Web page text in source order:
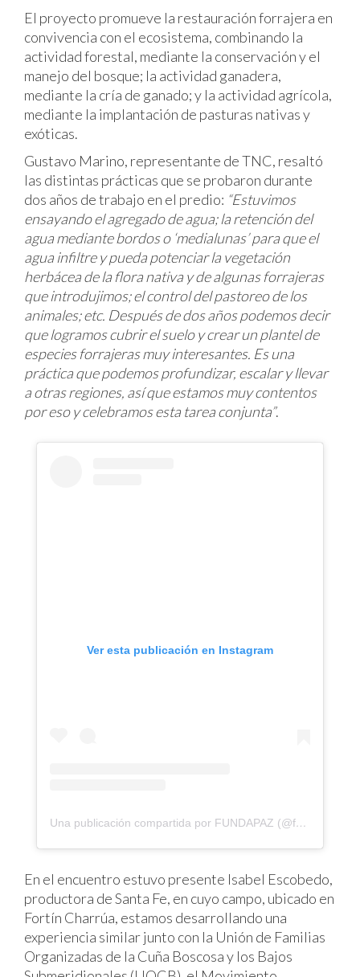
El proyecto promueve la restauración forrajera en
convivencia con el ecosistema, combinando la
actividad forestal, mediante la conservación y el
manejo del bosque; la actividad ganadera,
mediante la cría de ganado; y la actividad agrícola,
mediante la implantación de pasturas nativas y
exóticas.
Gustavo Marino, representante de TNC, resaltó
las distintas prácticas que se probaron durante
dos años de trabajo en el predio: “Estuvimos
ensayando el agregado de agua; la retención del
agua mediante bordos o ‘medialunas’ para que el
agua infiltre y pueda potenciar la vegetación
herbácea de la flora nativa y de algunas forrajeras
que introdujimos; el control del pastoreo de los
animales; etc. Después de dos años podemos decir
que logramos cubrir el suelo y crear un plantel de
especies forrajeras muy interesantes. Es una
práctica que podemos profundizar, escalar y llevar
a otras regiones, así que estamos muy contentos
por eso y celebramos esta tarea conjunta”.
Ver esta publicación en Instagram
Una publicación compartida por FUNDAPAZ (@fundapaz.arg)
En el encuentro estuvo presente Isabel Escobedo,
productora de Santa Fe, en cuyo campo, ubicado en
Fortín Charrúa, estamos desarrollando una
experiencia similar junto con la Unión de Familias
Organizadas de la Cuña Boscosa y los Bajos